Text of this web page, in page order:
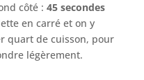
côté : 45 secondes
en carré et on y
quart de cuisson, pour
légèrement.